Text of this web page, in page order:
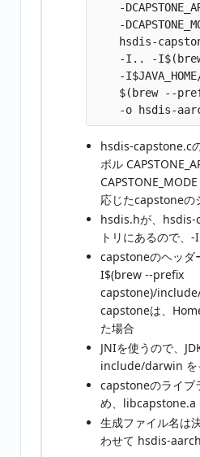
-
-
hsdis-
-I.. -
-
$(brew --
hsdis-capstone.c
ボル
応じたcapstoneの
hsdis.hが、hsdis-
トリにあるので、
capstoneのヘッダ
I$(brew --prefix
capstone)/
capstoneは、
た場合
JNIを使うので、
include/darwin を
capstoneのライブ
め、libcapstone.a
生成ファイル名は
わせて hsdis-